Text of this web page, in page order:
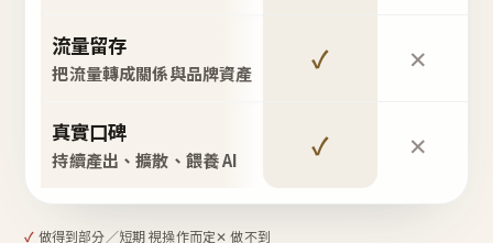
流量留存
把流量轉成關係與品牌資產 ✓ ✕
真實口碑
持續產出、擴散、餵養 AI ✓ ✕
✓ 做得到部分／短期 視操作而定✕ 做不到